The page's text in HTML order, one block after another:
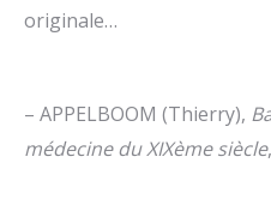
originale…
– APPELBOOM (Thierry),
médecine du XIXème siècle